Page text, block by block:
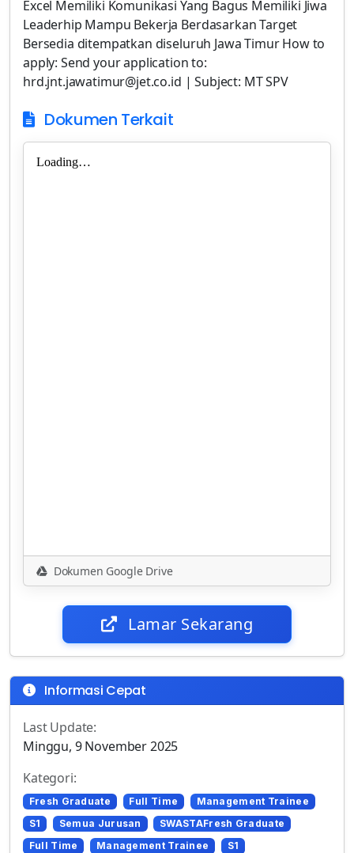
Excel Memiliki Komunikasi Yang Bagus Memiliki Jiwa
Leaderhip Mampu Bekerja Berdasarkan Target
Bersedia ditempatkan diseluruh Jawa Timur How to
apply: Send your application to:
hrd.jnt.jawatimur@jet.co.id | Subject: MT SPV
Dokumen Terkait
Dokumen Google Drive
Lamar Sekarang
Informasi Cepat
Last Update:
Minggu, 9 November 2025
Kategori:
Fresh Graduate Full Time
Management Trainee
S1
Semua Jurusan
SWASTAFresh Graduate
Full Time
Management Trainee
S1